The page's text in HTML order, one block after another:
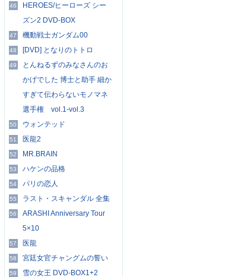
46
HEROES/ヒーローズ シー
ズン2 DVD-BOX
47 機動戦士ガンダム00
48 [DVD] となりのトトロ
49
とんねるずのみなさんのお
かげでした 博士と助手 細か
すぎて伝わらないモノマネ
選手権 vol.1-vol.3
50 ウォンテッド
51 医龍2
52 MR.BRAIN
53 ハケンの品格
54 パリの恋人
55 ラスト・スキャンダル 全集
56
ARASHI Anniversary Tour
5×10
57 医龍
58 宮廷女官チャングムの誓い
59 雪の女王 DVD-BOX1+2